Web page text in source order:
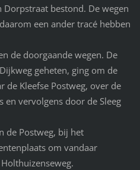
bestond. De wegen
een ander tracé hebben
de doorgaande wegen. De
geheten, ging om de
de Kleefse Postweg, over de
en vervolgens door de Sleeg
de Postweg, bij het
om vandaar